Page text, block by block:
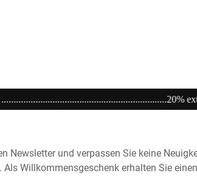
extra auf Sale
Newsletter und verpassen Sie keine
Willkommensgeschenk erhalten Sie